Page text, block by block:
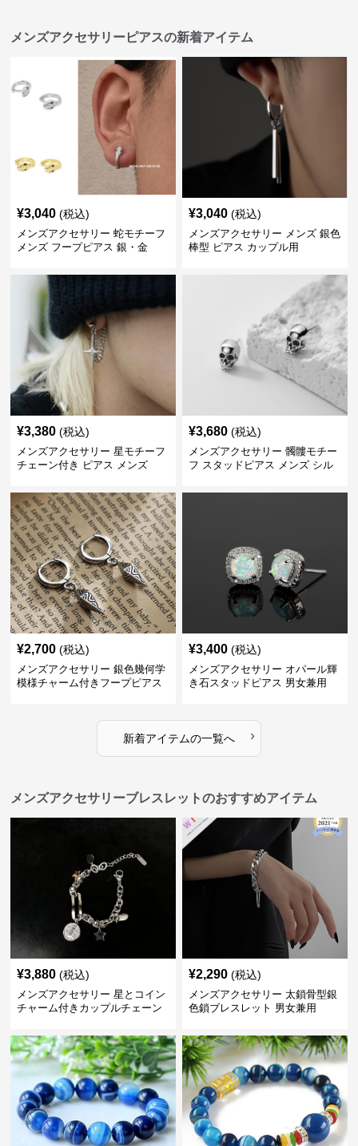
メンズアクセサリーピアスの新着アイテム
¥3,040 (税込)
メンズアクセサリー 蛇モチーフ
メンズ フープピアス 銀・金
¥3,040 (税込)
メンズアクセサリー メンズ 銀色
棒型 ピアス カップル用
¥3,380 (税込)
メンズアクセサリー 星モチーフ
チェーン付き ピアス メンズ
¥3,680 (税込)
メンズアクセサリー 髑髏モチー
フ スタッドピアス メンズ シル
¥2,700 (税込)
メンズアクセサリー 銀色幾何学
模様チャーム付きフープピアス
¥3,400 (税込)
メンズアクセサリー オパール輝
き石スタッドピアス 男女兼用
新着アイテムの一覧へ ›
メンズアクセサリーブレスレットのおすすめアイテム
¥3,880 (税込)
メンズアクセサリー 星とコイン
チャーム付きカップルチェーン
¥2,290 (税込)
メンズアクセサリー 太鎖骨型銀
色鎖ブレスレット 男女兼用